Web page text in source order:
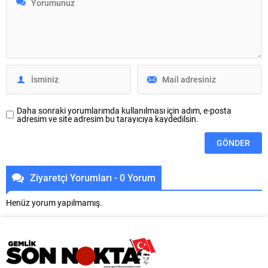
Müdürlüğü, Nilüfer ilçesi Odunluk
bölgede altyapıyı güçlendiren
çalışmaların tamamlanması...
buluşturmaya devam ediyor.
Festival...
Daha sonraki yorumlarımda kullanılması için adım, e-posta
adresim ve site adresim bu tarayıcıya kaydedilsin.
Ziyaretçi Yorumları - 0 Yorum
Henüz yorum yapılmamış.